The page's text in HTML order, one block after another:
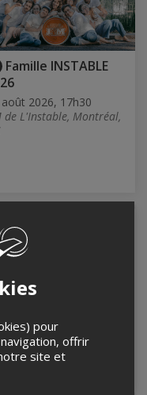
Famille INSTABLE
2026, 17h30
de L'Instable, Montréal,
101
2026, 18h30
pour
offrir
site et